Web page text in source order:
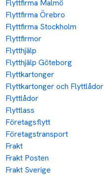
Flyttfirma Malmö
Flyttfirma Örebro
Flyttfirma Stockholm
Flyttfirmor
Flytthjälp
Flytthjälp Göteborg
Flyttkartonger
Flyttkartonger och Flyttlådor
Flyttlådor
Flyttlass
Företagsflytt
Företagstransport
Frakt
Frakt Posten
Frakt Sverige